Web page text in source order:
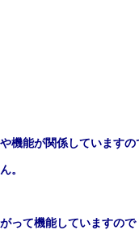
機能が関係していますの
。
って機能していますので